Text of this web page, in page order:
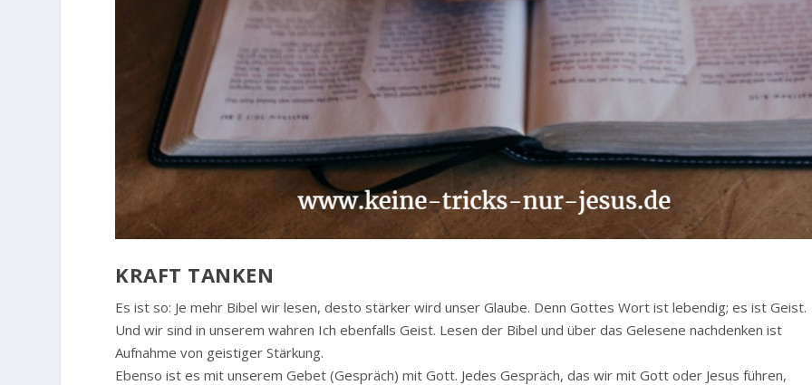
KRAFT TANKEN
Es ist so: Je mehr Bibel wir lesen, desto stärker wird unser Glaube. Denn Gottes Wort ist lebendig; es ist Geist.
Und wir sind in unserem wahren Ich ebenfalls Geist. Lesen der Bibel und über das Gelesene nachdenken ist
Aufnahme von geistiger Stärkung.
Ebenso ist es mit unserem Gebet (Gespräch) mit Gott. Jedes Gespräch, das wir mit Gott oder Jesus führen,